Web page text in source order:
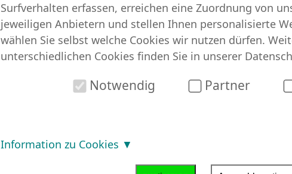
Wir haben alle Möglichkeiten um bei Db
für den Einkauf zu erhalten, Produkte die
Angebote.
Surfverhalten erfassen, erreichen eine Zuordnung von
jeweiligen Anbietern und stellen Ihnen personalisierte
wählen Sie selbst welche Cookies wir nutzen dürfen.
unterschiedlichen Cookies finden Sie in unserer
Notwendig Partner
Information zu Cookies